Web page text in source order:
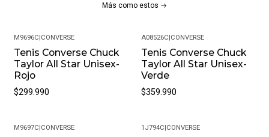
Más como estos
M9696C|CONVERSE
Tenis Converse Chuck
Taylor All Star Unisex-
Rojo
$299.990
A08526C|CONVERSE
Tenis Converse Chuck
Taylor All Star Unisex-
Verde
$359.990
M9697C CONVERSE 1J794C CONVERSE